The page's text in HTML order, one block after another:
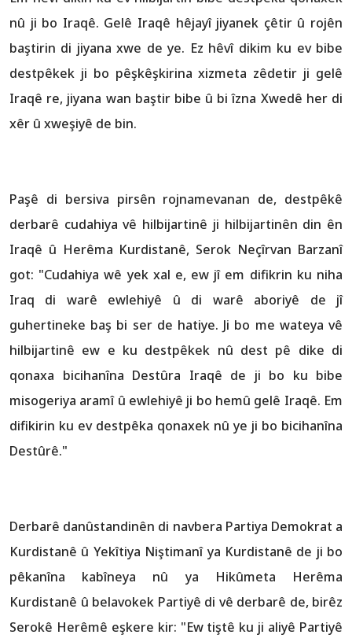
nû ji bo Iraqê. Gelê Iraqê hêjayî jiyanek çêtir û rojên
baştirin di jiyana xwe de ye. Ez hêvî dikim ku ev bibe
destpêkek ji bo pêşkêşkirina xizmeta zêdetir ji gelê
Iraqê re, jiyana wan baştir bibe û bi îzna Xwedê her di
xêr û xweşiyê de bin.
Paşê di bersiva pirsên rojnamevanan de, destpêkê
derbarê cudahiya vê hilbijartinê ji hilbijartinên din ên
Iraqê û Herêma Kurdistanê, Serok Neçîrvan Barzanî
got: "Cudahiya wê yek xal e, ew jî em difikrin ku niha
Iraq di warê ewlehiyê û di warê aboriyê de jî
guhertineke baş bi ser de hatiye. Ji bo me wateya vê
hilbijartinê ew e ku destpêkek nû dest pê dike di
qonaxa bicihanîna Destûra Iraqê de ji bo ku bibe
misogeriya aramî û ewlehiyê ji bo hemû gelê Iraqê. Em
difikirin ku ev destpêka qonaxek nû ye ji bo bicihanîna
Destûrê."
Derbarê danûstandinên di navbera Partiya Demokrat a
Kurdistanê û Yekîtiya Niştimanî ya Kurdistanê de ji bo
pêkanîna kabîneya nû ya Hikûmeta Herêma
Kurdistanê û belavokek Partiyê di vê derbarê de, birêz
Serokê Herêmê eşkere kir: "Ew tiştê ku ji aliyê Partiyê